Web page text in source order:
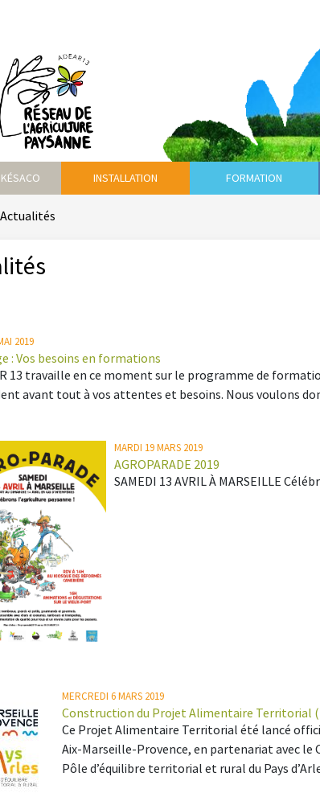
INSTALLATION FORMATION
Actualités
2019
: Vos besoins en formations
13 travaille en ce moment sur le programme de
avant tout à vos attentes et besoins. Nous voulons
MARDI 19 MARS 2019
AGROPARADE 2019
SAMEDI 13 AVRIL À MARSEILLE
MERCREDI 6 MARS 2019
Construction du Projet Alimentaire Territorial
Ce Projet Alimentaire Territorial été lancé
Aix-Marseille-Provence, en partenariat avec
Pôle d’équilibre territorial et rural du Pays